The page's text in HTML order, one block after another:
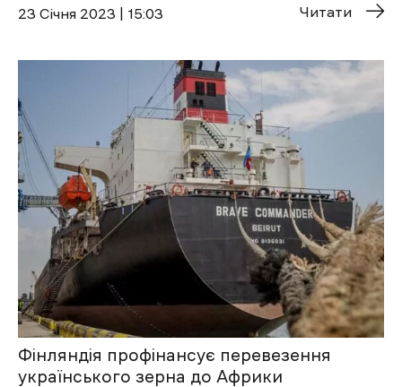
23 Січня 2023 | 15:03 Читати
Фінляндія профінансує перевезення
українського зерна до Африки